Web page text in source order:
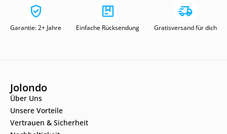
Garantie: 2+ Jahre Einfache Rücksendung Gratisversand für dich
Jolondo
Über Uns
Unsere Vorteile
Vertrauen & Sicherheit